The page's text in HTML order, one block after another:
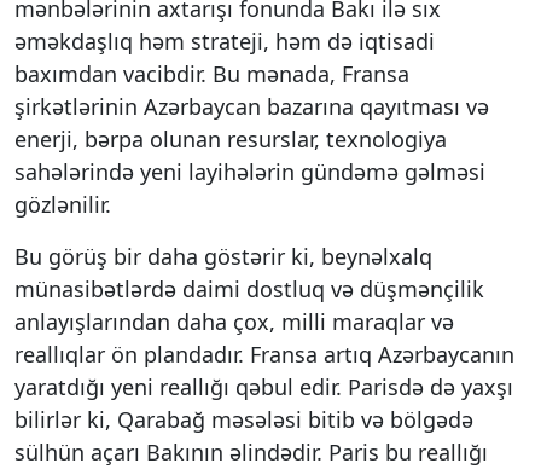
mənbələrinin axtarışı fonunda Bakı ilə sıx
əməkdaşlıq həm strateji, həm də iqtisadi
baxımdan vacibdir. Bu mənada, Fransa
şirkətlərinin Azərbaycan bazarına qayıtması və
enerji, bərpa olunan resurslar, texnologiya
sahələrində yeni layihələrin gündəmə gəlməsi
gözlənilir.
Bu görüş bir daha göstərir ki, beynəlxalq
münasibətlərdə daimi dostluq və düşmənçilik
anlayışlarından daha çox, milli maraqlar və
reallıqlar ön plandadır. Fransa artıq Azərbaycanın
yaratdığı yeni reallığı qəbul edir. Parisdə də yaxşı
bilirlər ki, Qarabağ məsələsi bitib və bölgədə
sülhün açarı Bakının əlindədir. Paris bu reallığı